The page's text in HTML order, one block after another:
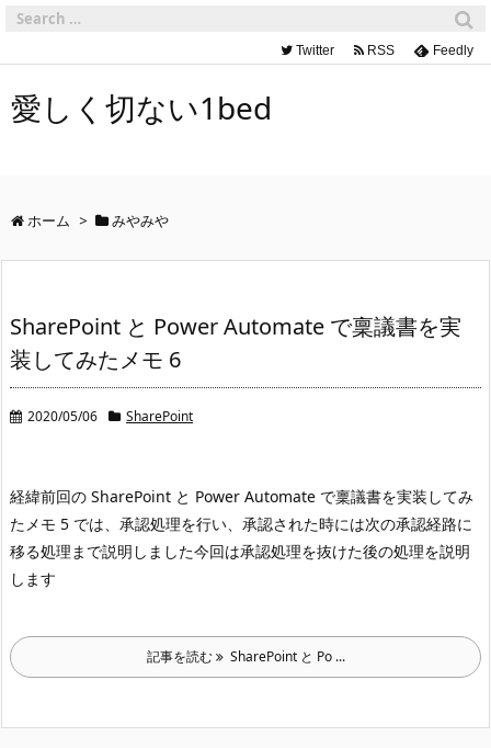
Twitter RSS Feedly
愛しく切ない1bed
ホーム > みやみや
SharePoint と Power Automate で稟議書を実
装してみたメモ 6
2020/05/06 SharePoint
経緯前回の SharePoint と Power Automate で稟議書を実装してみ
たメモ 5 では、承認処理を行い、承認された時には次の承認経路に
移る処理まで説明しました今回は承認処理を抜けた後の処理を説明
します
記事を読む SharePoint と Po ...